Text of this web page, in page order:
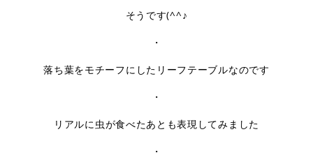
そうです(^^♪
・
落ち葉をモチーフにしたリーフテーブルなのです
・
リアルに虫が食べたあとも表現してみました
・